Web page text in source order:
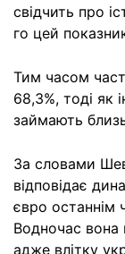
свідчить про
го цей
Тим часом
68,3%, тоді як
займають
За словами
відповідає
євро останнім
Водночас
адже влітку